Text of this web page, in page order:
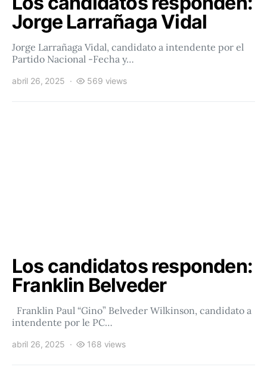
Jorge Larrañaga Vidal
Jorge Larrañaga Vidal, candidato a intendente por el
Partido Nacional -Fecha y…
abril 26, 2025 569 views
Los candidatos responden:
Franklin Belveder
Franklin Paul “Gino” Belveder Wilkinson, candidato a
intendente por le PC…
abril 26, 2025 168 views